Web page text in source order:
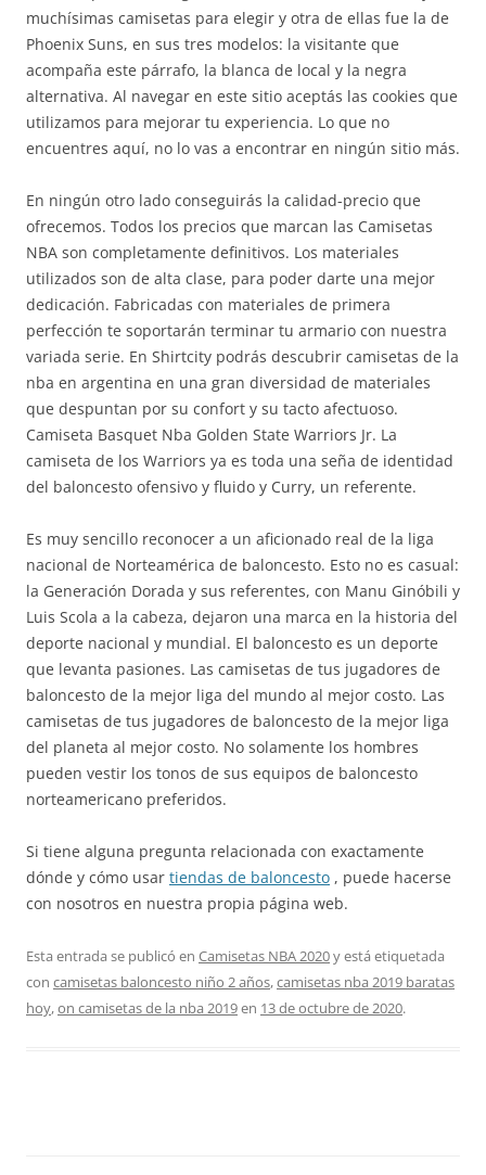
muchísimas camisetas para elegir y otra de ellas fue la de
Phoenix Suns, en sus tres modelos: la visitante que
acompaña este párrafo, la blanca de local y la negra
alternativa. Al navegar en este sitio aceptás las cookies que
utilizamos para mejorar tu experiencia. Lo que no
encuentres aquí, no lo vas a encontrar en ningún sitio más.
En ningún otro lado conseguirás la calidad-precio que
ofrecemos. Todos los precios que marcan las Camisetas
NBA son completamente definitivos. Los materiales
utilizados son de alta clase, para poder darte una mejor
dedicación. Fabricadas con materiales de primera
perfección te soportarán terminar tu armario con nuestra
variada serie. En Shirtcity podrás descubrir camisetas de la
nba en argentina en una gran diversidad de materiales
que despuntan por su confort y su tacto afectuoso.
Camiseta Basquet Nba Golden State Warriors Jr. La
camiseta de los Warriors ya es toda una seña de identidad
del baloncesto ofensivo y fluido y Curry, un referente.
Es muy sencillo reconocer a un aficionado real de la liga
nacional de Norteamérica de baloncesto. Esto no es casual:
la Generación Dorada y sus referentes, con Manu Ginóbili y
Luis Scola a la cabeza, dejaron una marca en la historia del
deporte nacional y mundial. El baloncesto es un deporte
que levanta pasiones. Las camisetas de tus jugadores de
baloncesto de la mejor liga del mundo al mejor costo. Las
camisetas de tus jugadores de baloncesto de la mejor liga
del planeta al mejor costo. No solamente los hombres
pueden vestir los tonos de sus equipos de baloncesto
norteamericano preferidos.
Si tiene alguna pregunta relacionada con exactamente
dónde y cómo usar tiendas de baloncesto , puede hacerse
con nosotros en nuestra propia página web.
Esta entrada se publicó en Camisetas NBA 2020y está etiquetada
con camisetas baloncesto niño 2 años,camisetas nba 2019 baratas
hoy,on camisetas de la nba 2019en 13 de octubre de 2020.